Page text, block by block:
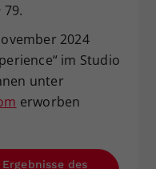
2024
im Studio
unter
erworben
des